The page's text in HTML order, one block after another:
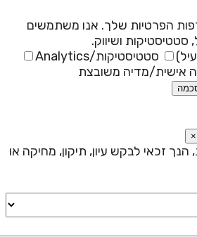
הפרטיות שלך. אנו משתמשים
ושיווק.
סטטיסטיקות/Analytics
מדיה משובצת
זכאי לבקש עיון, תיקון, מחיקה או